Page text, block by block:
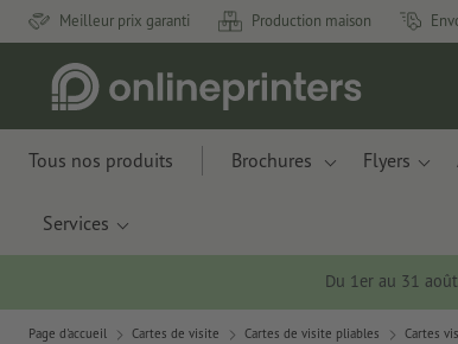
Meilleur prix garanti Production maison
Tous nos produits Brochures Flyers
Services
Du 1er au 31
Page d'accueil Cartes de visite Cartes de visite pliables Cartes